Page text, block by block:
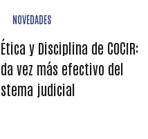
NOVEDADES
y Disciplina de COCIR:
vez más efectivo del
judicial